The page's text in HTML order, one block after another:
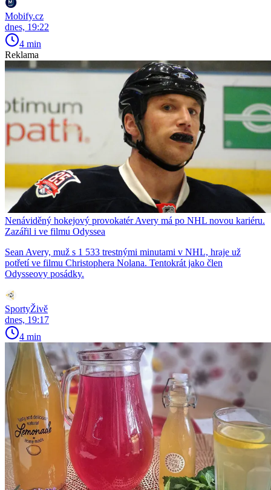
Mobify.cz
dnes, 19:22
4 min
Reklama
Nenáviděný hokejový provokatér Avery má po NHL novou kariéru.
Zazářil i ve filmu Odyssea
Sean Avery, muž s 1 533 trestnými minutami v NHL, hraje už
potřetí ve filmu Christophera Nolana. Tentokrát jako člen
Odysseovy posádky.
SportyŽivě
dnes, 19:17
4 min